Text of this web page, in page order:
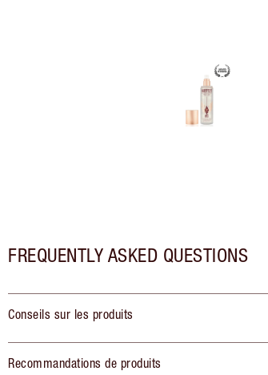
FREQUENTLY ASKED QUESTIONS
Conseils sur les produits
Recommandations de produits